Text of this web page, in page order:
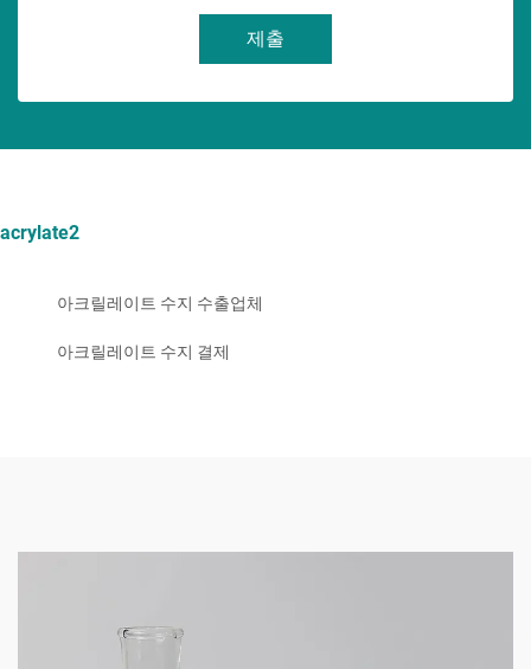
제출
acrylate2
아크릴레이트 수지 수출업체
아크릴레이트 수지 결제